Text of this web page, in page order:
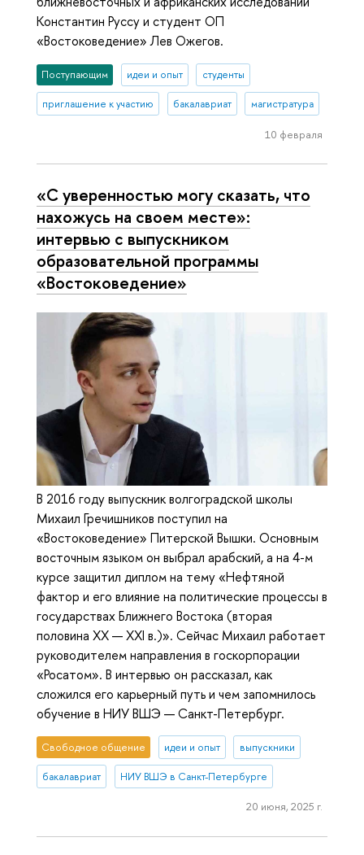
Константин Руссу и студент ОП
«Востоковедение» Лев Ожегов.
Поступающим идеи и опыт студенты
приглашение к участию бакалавриат магистратура
10 февраля
«С уверенностью могу сказать, что
нахожусь на своем месте»:
интервью с выпускником
образовательной программы
«Востоковедение»
В 2016 году выпускник волгоградской школы
Михаил Гречишников поступил на
«Востоковедение» Питерской Вышки. Основным
восточным языком он выбрал арабский, а на 4-м
курсе защитил диплом на тему «Нефтяной
фактор и его влияние на политические процессы в
государствах Ближнего Востока (вторая
половина ХХ — ХХI в.)». Сейчас Михаил работает
руководителем направления в госкорпорации
«Росатом». В интервью он рассказал, как
сложился его карьерный путь и чем запомнилось
обучение в НИУ ВШЭ — Санкт-Петербург.
Свободное общение идеи и опыт выпускники
бакалавриат НИУ ВШЭ в Санкт-Петербурге
20 июня, 2025 г.